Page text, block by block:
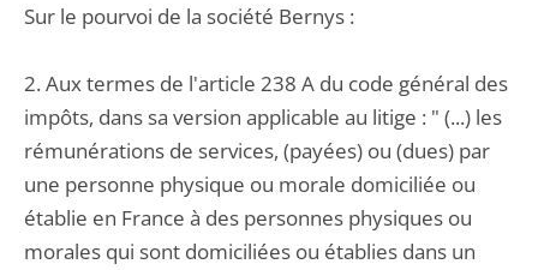
Sur le pourvoi de la société Bernys :
2. Aux termes de l'article 238 A du code général des
impôts, dans sa version applicable au litige : " (...) les
rémunérations de services, (payées) ou (dues) par
une personne physique ou morale domiciliée ou
établie en France à des personnes physiques ou
morales qui sont domiciliées ou établies dans un